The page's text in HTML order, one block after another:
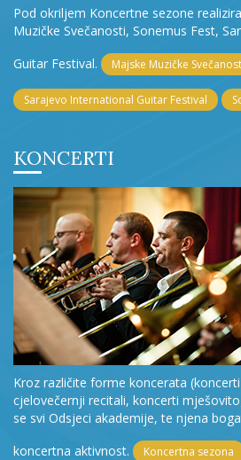
Pod okriljem Koncertne sezone
Muzičke Svečanosti, Sonemus Fest,
Guitar Festival.
Majske Muzičke
Sarajevo International Guitar Festival
KONCERTI
Kroz različite forme koncerata
cjelovečernji recitali, koncerti
se svi Odsjeci akademije, te njena
koncertna aktivnost.
Koncertna sezona